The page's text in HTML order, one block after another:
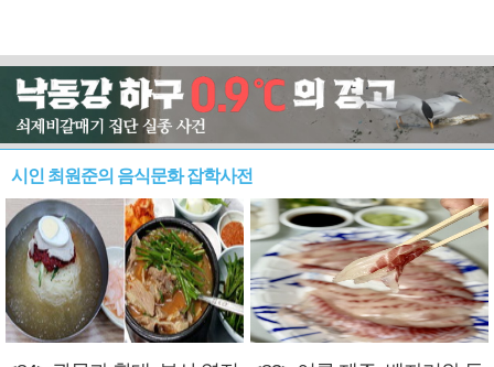
시인 최원준의 음식문화 잡학사전